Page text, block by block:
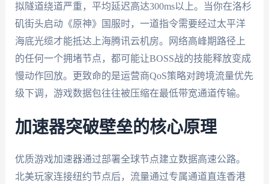
拟隧道绕道严重，平均延迟高达300ms以上。当你在洛杉
矶街头启动《原神》国服时，一道指令需要经过太平洋
海底光缆才能抵达上海腾讯云机房。网络高峰期路径上
的任何一个拥堵节点，都可能让BOSS战的技能释放变成
慢动作回放。更致命的是运营商QoS策略对跨境流量优先
级下调，游戏数据包往往被压缩在最低带宽通道传输。
加速器突破壁垒的核心原理
优质游戏加速器通过部署全球节点建立数据高速公路。
北美玩家连接纽约节点后，流量通过专属通道直连香港